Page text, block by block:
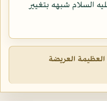
السلام شبهه بتغيير
العريضة